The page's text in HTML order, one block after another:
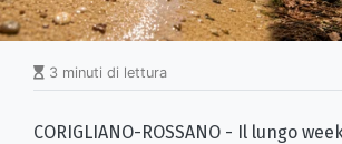
3 minuti di lettura
CORIGLIANO-ROSSANO - Il lungo